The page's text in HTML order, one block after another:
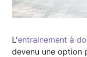
L'entrainement à
devenu une option